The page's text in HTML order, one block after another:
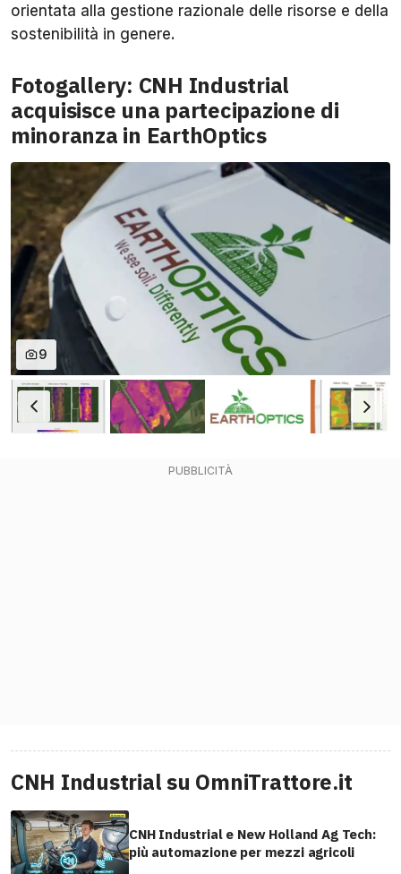
orientata alla gestione razionale delle risorse e della
sostenibilità in genere.
Fotogallery: CNH Industrial
acquisisce una partecipazione di
minoranza in EarthOptics
9
CNH Industrial su OmniTrattore.it
CNH Industrial e New Holland Ag Tech:
più automazione per mezzi agricoli